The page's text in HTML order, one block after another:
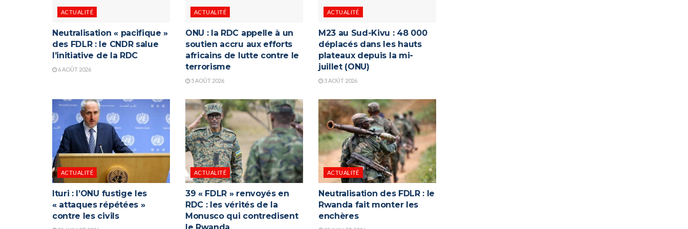
ACTUALITÉ
Neutralisation « pacifique »
des FDLR : le CNDR salue
l’initiative de la RDC
6 AOÛT 2026
ACTUALITÉ
ONU : la RDC appelle à un
soutien accru aux efforts
africains de lutte contre le
terrorisme
5 AOÛT 2026
ACTUALITÉ
M23 au Sud-Kivu : 48 000
déplacés dans les hauts
plateaux depuis la mi-
juillet (ONU)
3 AOÛT 2026
ACTUALITÉ
Ituri : l’ONU fustige les
« attaques répétées »
contre les civils
ACTUALITÉ
39 « FDLR » renvoyés en
RDC : les vérités de la
Monusco qui contredisent
ACTUALITÉ
Neutralisation des FDLR : le
Rwanda fait monter les
enchères